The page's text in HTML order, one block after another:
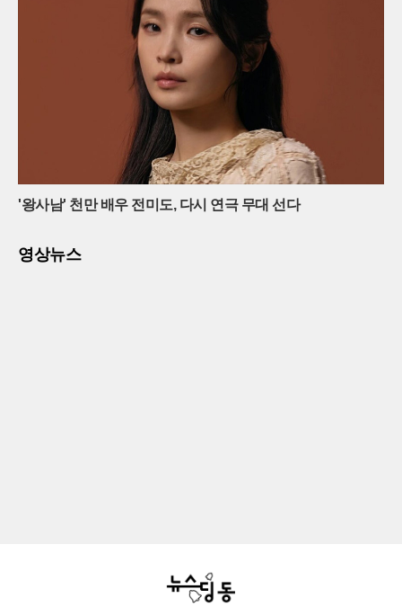
'왕사남' 천만 배우 전미도, 다시 연극 무대 선다
영상뉴스